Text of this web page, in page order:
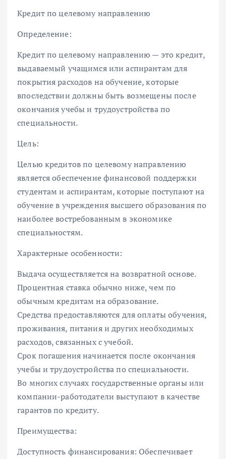
Кредит по целевому направлению
Определение:
Кредит по целевому направлению — это кредит,
выдаваемый учащимся или аспирантам для
покрытия расходов на обучение, которые
впоследствии должны быть возмещены после
окончания учебы и трудоустройства по
специальности.
Цель:
Целью кредитов по целевому направлению
является обеспечение финансовой поддержки
студентам и аспирантам, которые поступают на
обучение в учреждения высшего образования по
наиболее востребованным в экономике
специальностям.
Характерные особенности:
Выдача осуществляется на возвратной основе.
Процентная ставка обычно ниже, чем по
обычным кредитам на образование.
Средства предоставляются для оплаты обучения,
проживания, питания и других необходимых
расходов, связанных с учебой.
Срок погашения начинается после окончания
учебы и трудоустройства по специальности.
Во многих случаях государственные органы или
компании-работодатели выступают в качестве
гарантов по кредиту.
Преимущества:
Доступность финансирования: Обеспечивает